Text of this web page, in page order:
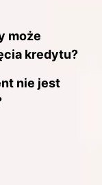
może
kredytu?
nie jest